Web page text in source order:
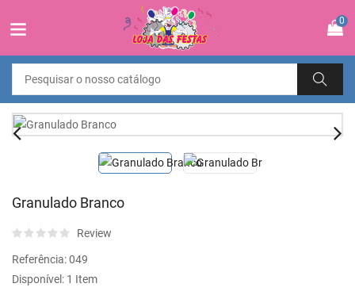
0
Granulado Branco
Review
Referência:049
Disponível: 1 Item